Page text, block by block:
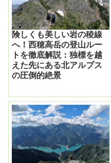
険しくも美しい岩の稜線
へ！西穂高岳の登山ルー
トを徹底解説：独標を越
えた先にある北アルプス
の圧倒的絶景